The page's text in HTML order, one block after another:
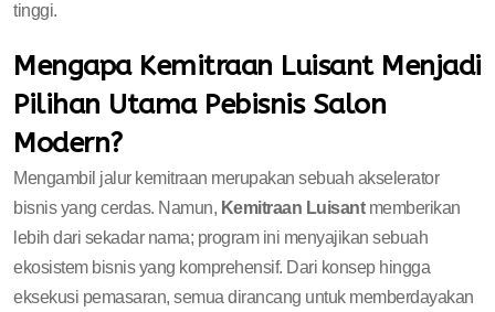
tinggi.
Mengapa Kemitraan Luisant Menjadi
Pilihan Utama Pebisnis Salon
Modern?
Mengambil jalur kemitraan merupakan sebuah akselerator
bisnis yang cerdas. Namun, Kemitraan Luisantmemberikan
lebih dari sekadar nama; program ini menyajikan sebuah
ekosistem bisnis yang komprehensif. Dari konsep hingga
eksekusi pemasaran, semua dirancang untuk memberdayakan